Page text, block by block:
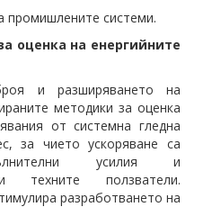
промишлените системи.
оценка на енергийните
и разширяването на
методики за оценка
от системна гледна
за чието ускоряване са
усилия и
техните ползватели.
разработването на